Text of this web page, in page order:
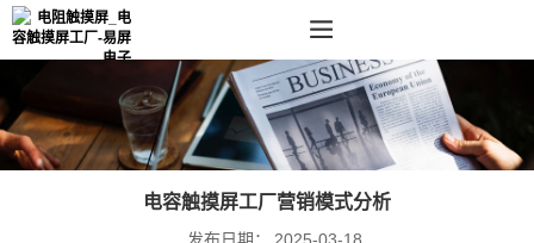
电容触摸屏工厂营销模式分析